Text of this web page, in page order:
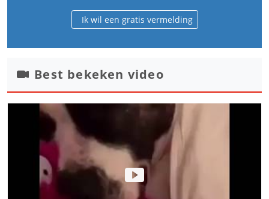
Ik wil een gratis vermelding
Best bekeken video